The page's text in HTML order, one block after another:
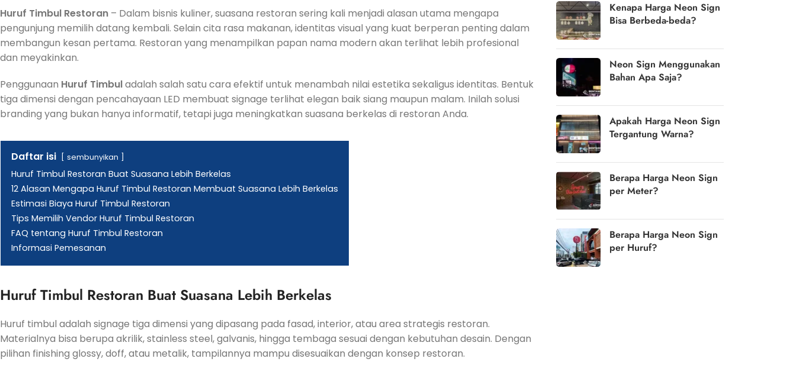
Huruf Timbul Restoran – Dalam bisnis kuliner, suasana restoran sering kali menjadi alasan utama mengapa
pengunjung memilih datang kembali. Selain cita rasa makanan, identitas visual yang kuat berperan penting dalam
membangun kesan pertama. Restoran yang menampilkan papan nama modern akan terlihat lebih profesional
dan meyakinkan.
Penggunaan Huruf Timbuladalah salah satu cara efektif untuk menambah nilai estetika sekaligus identitas. Bentuk
tiga dimensi dengan pencahayaan LED membuat signage terlihat elegan baik siang maupun malam. Inilah solusi
branding yang bukan hanya informatif, tetapi juga meningkatkan suasana berkelas di restoran Anda.
Daftar isi sembunyikan
Huruf Timbul Restoran Buat Suasana Lebih Berkelas
12 Alasan Mengapa Huruf Timbul Restoran Membuat Suasana Lebih Berkelas
Estimasi Biaya Huruf Timbul Restoran
Tips Memilih Vendor Huruf Timbul Restoran
FAQ tentang Huruf Timbul Restoran
Informasi Pemesanan
Huruf Timbul Restoran Buat Suasana Lebih Berkelas
Huruf timbul adalah signage tiga dimensi yang dipasang pada fasad, interior, atau area strategis restoran.
Materialnya bisa berupa akrilik, stainless steel, galvanis, hingga tembaga sesuai dengan kebutuhan desain. Dengan
pilihan finishing glossy, doff, atau metalik, tampilannya mampu disesuaikan dengan konsep restoran.
Kenapa Harga Neon Sign
Bisa Berbeda-beda?
Neon Sign Menggunakan
Bahan Apa Saja?
Apakah Harga Neon Sign
Tergantung Warna?
Berapa Harga Neon Sign
per Meter?
Berapa Harga Neon Sign
per Huruf?